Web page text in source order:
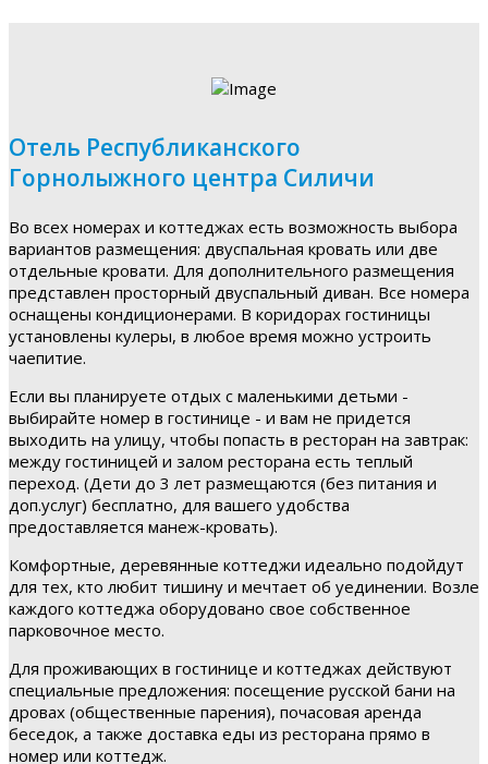
Отель Республиканского
Горнолыжного центра Силичи
Во всех номерах и коттеджах есть возможность выбора
вариантов размещения: двуспальная кровать или две
отдельные кровати. Для дополнительного размещения
представлен просторный двуспальный диван. Все номера
оснащены кондиционерами. В коридорах гостиницы
установлены кулеры, в любое время можно устроить
чаепитие.
Если вы планируете отдых с маленькими детьми -
выбирайте номер в гостинице - и вам не придется
выходить на улицу, чтобы попасть в ресторан на завтрак:
между гостиницей и залом ресторана есть теплый
переход. (Дети до 3 лет размещаются (без питания и
доп.услуг) бесплатно, для вашего удобства
предоставляется манеж-кровать).
Комфортные, деревянные коттеджи идеально подойдут
для тех, кто любит тишину и мечтает об уединении. Возле
каждого коттеджа оборудовано свое собственное
парковочное место.
Для проживающих в гостинице и коттеджах действуют
специальные предложения: посещение русской бани на
дровах (общественные парения), почасовая аренда
беседок, а также доставка еды из ресторана прямо в
номер или коттедж.